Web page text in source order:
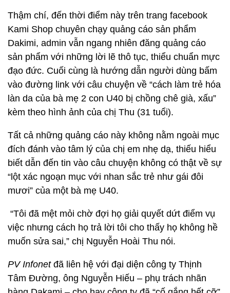
Thậm chí, đến thời điểm này trên trang facebook
Kami Shop chuyên chạy quảng cáo sản phẩm
Dakimi, admin vẫn ngang nhiên đăng quảng cáo
sản phẩm với những lời lẽ thô tục, thiểu chuẩn mực
đạo đức. Cuối cùng là hướng dẫn người dùng bấm
vào đường link với câu chuyện về “cách làm trẻ hóa
làn da của bà mẹ 2 con U40 bị chồng chê già, xấu”
kèm theo hình ảnh của chị Thu (31 tuổi).
Tất cả những quảng cáo này không nằm ngoài mục
đích đánh vào tâm lý của chị em nhẹ dạ, thiếu hiểu
biết dẫn đến tin vào câu chuyện không có thật về sự
“lột xác ngoạn mục với nhan sắc trẻ như gái đôi
mươi” của một bà mẹ U40.
“Tôi đã mệt mỏi chờ đợi họ giải quyết dứt điểm vụ
việc nhưng cách họ trả lời tôi cho thấy họ không hề
muốn sửa sai,” chị Nguyễn Hoài Thu nói.
PV Infonet đã liên hệ với đại diện công ty Thịnh
Tâm Đường, ông Nguyễn Hiếu – phụ trách nhãn